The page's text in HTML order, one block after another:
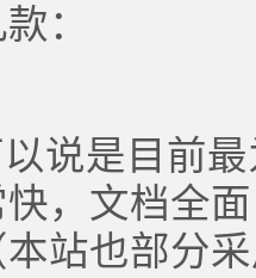
：
说是目前
，文档全
站也部分